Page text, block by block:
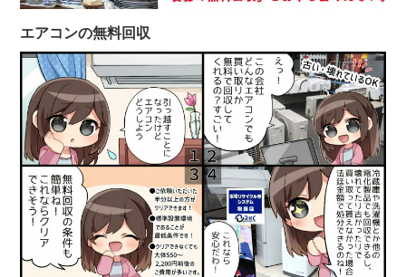
エアコンの無料回収